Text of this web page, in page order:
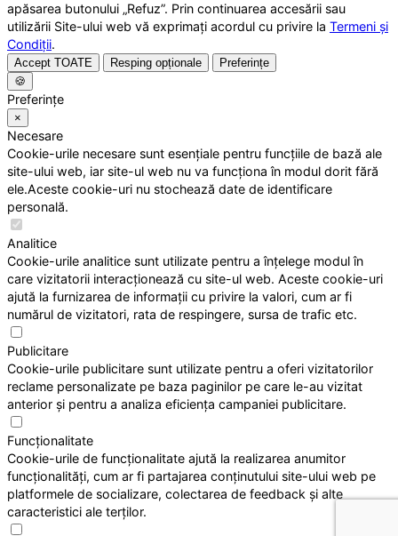
apăsarea butonului „Refuz”. Prin continuarea accesării sau
utilizării Site-ului web vă exprimați acordul cu privire la Termeni și
Condiții.
Accept TOATE Resping opționale
Preferințe
🍪
Preferințe
×
Necesare
Cookie-urile necesare sunt esențiale pentru funcțiile de bază ale
site-ului web, iar site-ul web nu va funcționa în modul dorit fără
ele.Aceste cookie-uri nu stochează date de identificare
personală.
Analitice
Cookie-urile analitice sunt utilizate pentru a înțelege modul în
care vizitatorii interacționează cu site-ul web. Aceste cookie-uri
ajută la furnizarea de informații cu privire la valori, cum ar fi
numărul de vizitatori, rata de respingere, sursa de trafic etc.
Publicitare
Cookie-urile publicitare sunt utilizate pentru a oferi vizitatorilor
reclame personalizate pe baza paginilor pe care le-au vizitat
anterior și pentru a analiza eficiența campaniei publicitare.
Funcționalitate
Cookie-urile de funcționalitate ajută la realizarea anumitor
funcționalități, cum ar fi partajarea conținutului site-ului web pe
platformele de socializare, colectarea de feedback și alte
caracteristici ale terților.